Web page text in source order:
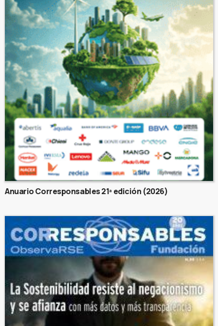
Anuario Corresponsables 21ª edición (2026)